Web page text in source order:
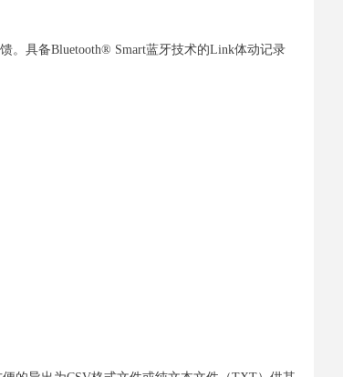
。具备Bluetooth® Smart蓝牙技术的Link体动记录